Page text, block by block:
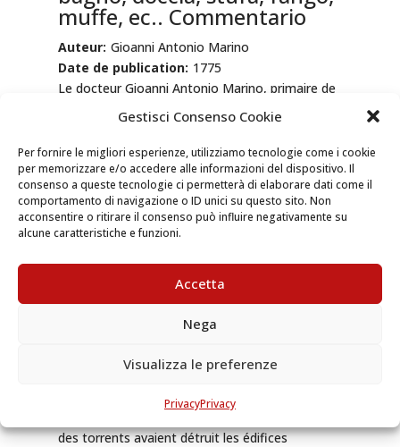
Gestisci Consenso Cookie
Per fornire le migliori esperienze, utilizziamo tecnologie come i cookie
per memorizzare e/o accedere alle informazioni del dispositivo. Il
consenso a queste tecnologie ci permetterà di elaborare dati come il
comportamento di navigazione o ID unici su questo sito. Non
acconsentire o ritirare il consenso può influire negativamente su
alcune caratteristiche e funzioni.
Accetta
Nega
Visualizza le preferenze
PrivacyPrivacy
muffe, ec.. Commentario
Auteur: Gioanni Antonio Marino
Date de publication: 1775
Le docteur Gioanni Antonio Marino, primaire de
l’hôpital de la SS. Annunziata de Savigliano, était
thérapeutiques des eaux thermales de Vinadio,
qui avaient été étudiées et testées déjà à partir
du XVI siècle. Le docteur analyse les bénéfices
et les dommages de l’usage, ou abuse, des
eaux minérales de roche. Les bains de Vinadio
on mention des « usines de bain », c’est à dire
aux bains thermaux. Dans son traité, Marino
ancienne « usine » de Vinadio, construite par
Gian Giacomo Giavelli, docteur de Médecine à
des torrents avaient détruit les édifices